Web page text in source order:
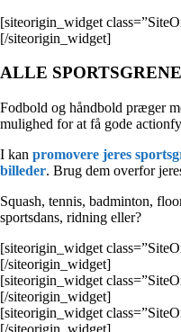
[siteorigin_widget
[/siteorigin_widget]
ALLE SPORTSGRENE
Fodbold og håndbold præger
mulighed for at få gode
I kan promovere jeres
billeder. Brug dem overfor
Squash, tennis, badminton,
sportsdans, ridning eller?
[siteorigin_widget
[/siteorigin_widget]
[siteorigin_widget
[/siteorigin_widget]
[siteorigin_widget